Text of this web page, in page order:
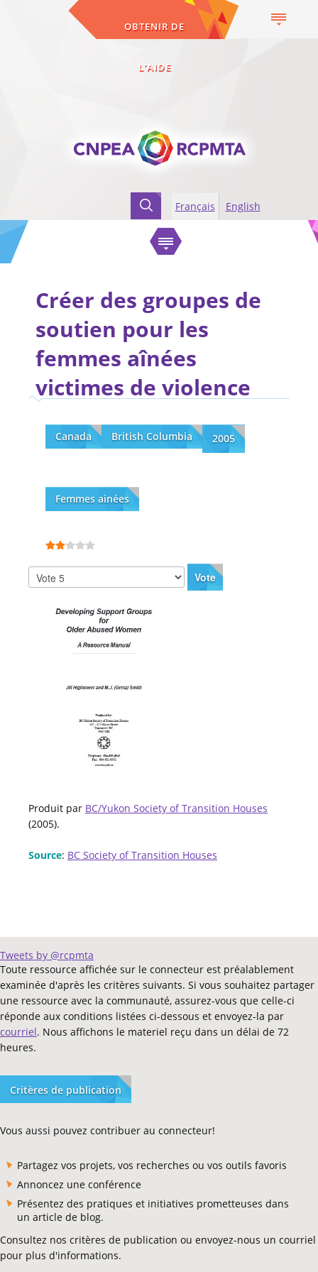
OBTENIR DE
L'AIDE
Français English
Créer des groupes de
soutien pour les
femmes aînées
victimes de violence
Canada British Columbia 2005
Femmes ainées
Produit par BC/Yukon Society of Transition Houses
(2005).
Source: BC Society of Transition Houses
Tweets by @rcpmta
Toute ressource affichée sur le connecteur est préalablement
examinée d'après les critères suivants. Si vous souhaitez partager
une ressource avec la communauté, assurez-vous que celle-ci
réponde aux conditions listées ci-dessous et envoyez-la par
courriel. Nous affichons le materiel reçu dans un délai de 72
heures.
Critères de publication
Vous aussi pouvez contribuer au connecteur!
Partagez vos projets, vos recherches ou vos outils favoris
Annoncez une conférence
Présentez des pratiques et initiatives prometteuses dans
un article de blog.
Consultez nos critères de publication ou envoyez-nous un courriel
pour plus d'informations.